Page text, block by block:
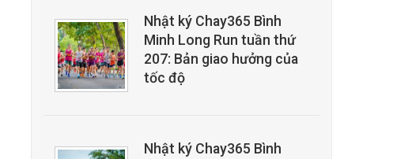
Nhật ký Chay365 Bình
Minh Long Run tuần thứ
207: Bản giao hưởng của
tốc độ
Nhật ký Chay365 Bình